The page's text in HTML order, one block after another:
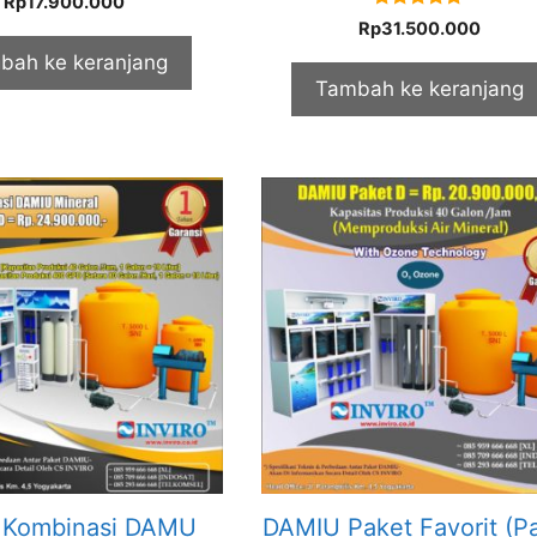
out of 5
ke keranjang
5.00
out of 5
Rp31.500.000
Tambah ke keranjang
DAMU
DAMIU Paket Favorit